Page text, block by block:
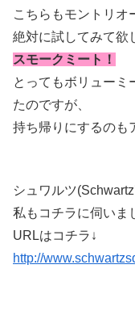
こちらもモントリオ
絶対に試してみて欲
スモークミート！
とってもボリューミ
たのですが、
持ち帰りにするの
シュワルツ
私もコチラに伺いま
URLはコチラ↓
http://